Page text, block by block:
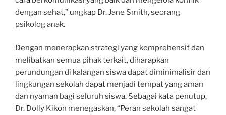
dengan sehat,” ungkap Dr. Jane Smith, seorang
psikolog anak.
Dengan menerapkan strategi yang komprehensif dan
melibatkan semua pihak terkait, diharapkan
perundungan di kalangan siswa dapat diminimalisir dan
lingkungan sekolah dapat menjadi tempat yang aman
dan nyaman bagi seluruh siswa. Sebagai kata penutup,
Dr. Dolly Kikon menegaskan, “Peran sekolah sangat